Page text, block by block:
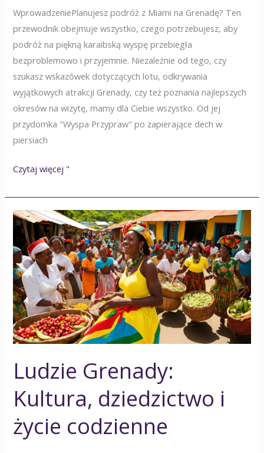
WprowadzeniePlanujesz podróż z Miami na Grenadę? Ten
przewodnik obejmuje wszystko, czego potrzebujesz, aby
podróż na piękną karaibską wyspę przebiegła
bezproblemowo i przyjemnie. Niezależnie od tego, czy
szukasz wskazówek dotyczących lotu, odkrywania
wyjątkowych atrakcji Grenady, czy też poznania najlepszych
okresów na wizytę, mamy dla Ciebie wszystko. Od jej
przydomka "Wyspa Przypraw" po zapierające dech w
piersiach
Czytaj więcej "
Ludzie Grenady:
Kultura, dziedzictwo i
życie codzienne
Ludzie
Grenady:
Kultura,
dziedzictwo
i
życie
codzienne